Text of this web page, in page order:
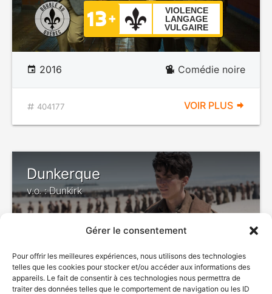
Gérer le consentement
Pour offrir les meilleures expériences, nous utilisons des technologies
telles que les cookies pour stocker et/ou accéder aux informations des
appareils. Le fait de consentir à ces technologies nous permettra de
traiter des données telles que le comportement de navigation ou les ID
VIOLENCE
LANGAGE
VULGAIRE
2016 Comédie noire
404177 VOIR PLUS
Dunkerque
v.o. : Dunkirk
AUX JEUNES
ENFANTS